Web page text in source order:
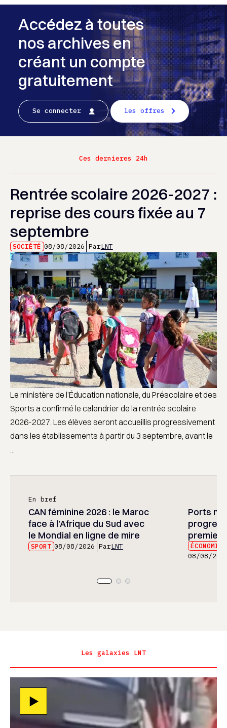
Accédez à toutes
nos archives en
créant un compte
gratuitement
Se connecter les offres
Ces dernieres 24h
Rentrée scolaire 2026-2027 :
reprise des cours fixée au 7
septembre
SOCIÉTÉ 08/08/2026 ParLNT
Le ministère de l’Éducation nationale, du Préscolaire et des
Sports a confirmé le calendrier de la rentrée scolaire
2026-2027. Les élèves seront accueillis progressivement
dans les établissements à partir du 3 septembre, avant le
...
En bref
CAN féminine 2026 : le Maroc
face à l’Afrique du Sud avec
le Mondial en ligne de mire
SPORT 08/08/2026 ParLNT
Ports
premier
08/08/
Les galaxies LNT